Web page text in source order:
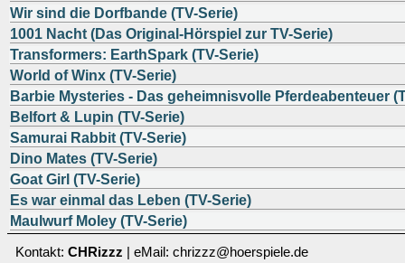
Wir sind die Dorfbande (TV-Serie)
1001 Nacht (Das Original-Hörspiel zur TV-Serie)
Transformers: EarthSpark (TV-Serie)
World of Winx (TV-Serie)
Barbie Mysteries - Das geheimnisvolle Pferdeabenteuer
Belfort & Lupin (TV-Serie)
Samurai Rabbit (TV-Serie)
Dino Mates (TV-Serie)
Goat Girl (TV-Serie)
Es war einmal das Leben (TV-Serie)
Maulwurf Moley (TV-Serie)
Kontakt: CHRizzz | eMail: chrizzz@hoerspiele.de